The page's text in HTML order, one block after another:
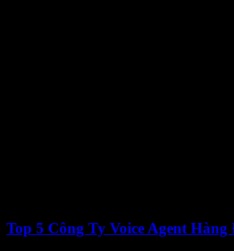
Top 5 Công Ty Voice Agent